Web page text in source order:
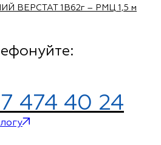
ВЕРСТАТ 1В62г – РМЦ 1,5 м
474 40 24